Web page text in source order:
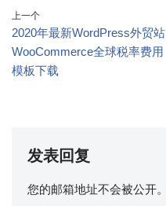
上一个
2020年最新WordPress外贸站
WooCommerce全球税率费用
模板下载
发表回复
您的邮箱地址不会被公开。